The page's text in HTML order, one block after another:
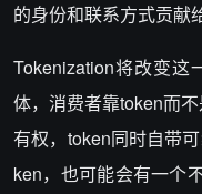
的身份和联系方式贡献
Tokenization将改变这
体，消费者靠token而
有权，token同时自带
ken，也可能会有一个